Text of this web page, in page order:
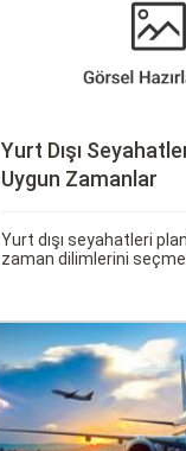
Yurt Dışı
Uygun Zamanlar
Yurt dışı seyahatleri
zaman dilimlerini
günlerini ve Sorgulamax.